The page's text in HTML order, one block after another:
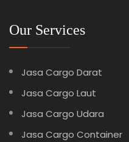
Our Services
Jasa Cargo Darat
Jasa Cargo Laut
Jasa Cargo Udara
Jasa Cargo Container